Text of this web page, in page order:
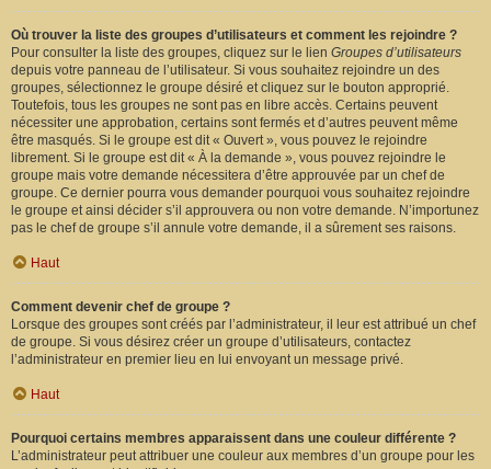
Où trouver la liste des groupes d’utilisateurs et comment les rejoindre ?
Pour consulter la liste des groupes, cliquez sur le lien Groupes d’utilisateurs
depuis votre panneau de l’utilisateur. Si vous souhaitez rejoindre un des
groupes, sélectionnez le groupe désiré et cliquez sur le bouton approprié.
Toutefois, tous les groupes ne sont pas en libre accès. Certains peuvent
nécessiter une approbation, certains sont fermés et d’autres peuvent même
être masqués. Si le groupe est dit « Ouvert », vous pouvez le rejoindre
librement. Si le groupe est dit « À la demande », vous pouvez rejoindre le
groupe mais votre demande nécessitera d’être approuvée par un chef de
groupe. Ce dernier pourra vous demander pourquoi vous souhaitez rejoindre
le groupe et ainsi décider s’il approuvera ou non votre demande. N’importunez
pas le chef de groupe s’il annule votre demande, il a sûrement ses raisons.
Haut
Comment devenir chef de groupe ?
Lorsque des groupes sont créés par l’administrateur, il leur est attribué un chef
de groupe. Si vous désirez créer un groupe d’utilisateurs, contactez
l’administrateur en premier lieu en lui envoyant un message privé.
Haut
Pourquoi certains membres apparaissent dans une couleur différente ?
L’administrateur peut attribuer une couleur aux membres d’un groupe pour les